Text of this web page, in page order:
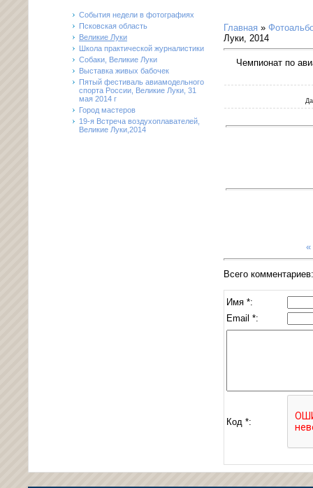
События недели в фотографиях
Псковская область
Великие Луки
Школа практической журналистики
Собаки, Великие Луки
Выставка живых бабочек
Пятый фестиваль авиамодельного
спорта России, Великие Луки, 31
мая 2014 г
Город мастеров
19-я Встреча воздухоплавателей,
Великие Луки,2014
Главная »
Луки, 2014
Чемпионат по
Всего комментариев
Имя *:
Email *:
Код *: